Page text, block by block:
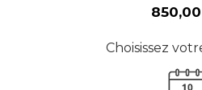
Choisissez